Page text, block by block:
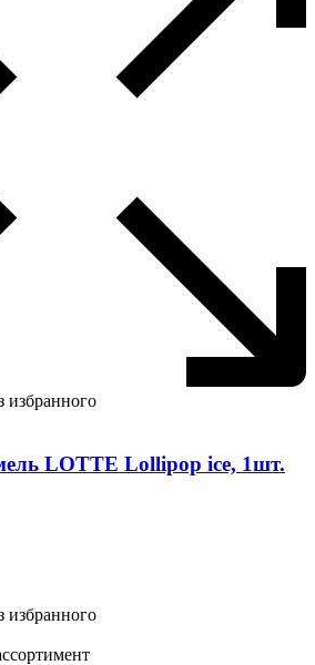
избранного
LOTTE Lollipop ice, 1шт.
избранного